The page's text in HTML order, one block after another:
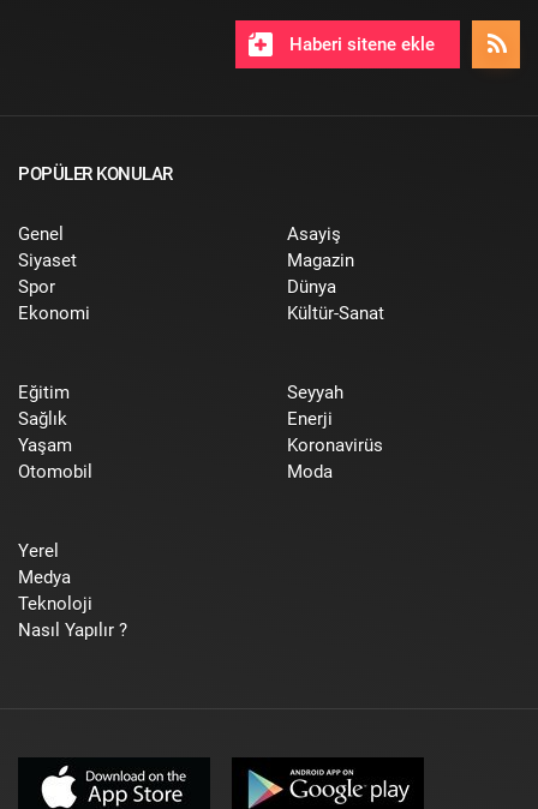
Haberi sitene ekle
POPÜLER KONULAR
Genel
Siyaset
Spor
Ekonomi
Asayiş
Magazin
Dünya
Kültür-Sanat
Eğitim
Sağlık
Yaşam
Otomobil
Seyyah
Enerji
Koronavirüs
Moda
Yerel
Medya
Teknoloji
Nasıl Yapılır ?